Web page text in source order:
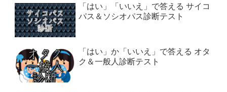
「はい」「いいえ」で答える サイコ
パス＆ソシオパス診断テスト
「はい」か「いいえ」で答える オタ
ク＆一般人診断テスト